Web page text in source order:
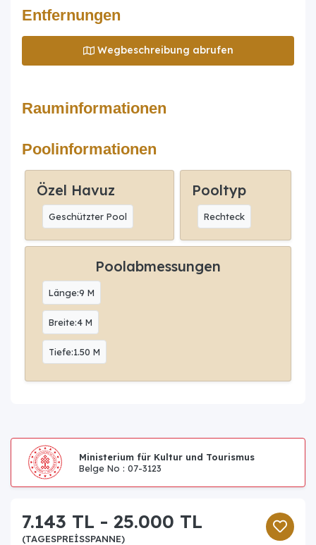
Entfernungen
Wegbeschreibung abrufen
Rauminformationen
Poolinformationen
Özel Havuz
Geschützter Pool
Pooltyp
Rechteck
Poolabmessungen
Länge:9 M
Breite:4 M
Tiefe:1.50 M
Ministerium für Kultur und Tourismus
Belge No : 07-3123
7.143 TL - 25.000 TL
(TAGESPREISSPANNE)